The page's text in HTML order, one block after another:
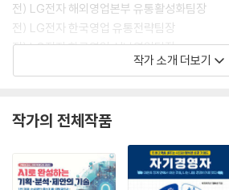
전) LG전자 해외영업본부 유통활성화팀장
전) LG전자 한국영업 유통전략팀장
전) LG전자 한국영업 성남영업팀장
- 한성대 지식서비스&컨설팅 석사
- LG 그룹 사내 MBA 수석 졸업
- 한국생애재무설계사 (KLPA)
- KAC 코치자격과정 수료
작가 소개 더보기
작가의 전체작품